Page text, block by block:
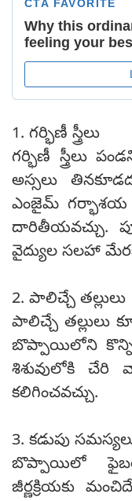
1. గర్భిణీ స్త్రీలు
గర్భిణీ స్త్రీలు
అస్సలు
ఎంజైమ్ గర్భాశయ
దారితీయవచ్చు.
వైద్యుల సలహా
2. పాలిచ్చే తల్లులు
పాలిచ్చే
బొప్పాయిలోని
శిశువులోకి చేరి
కలిగించవచ్చు.
3. కడుపు
బొప్పాయిలో
జీర్ణక్రియకు